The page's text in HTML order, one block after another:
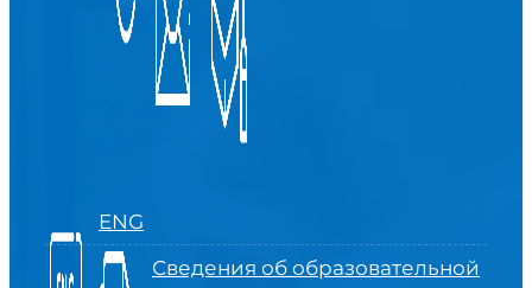
ENG
Сведения об образовательной